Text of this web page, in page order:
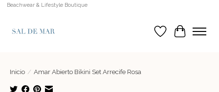
Beachwear & Lifestyle Boutique
Lista de deseos
Cesta
Inicio / Amar Abierto Bikini Set Arrecife Rosa